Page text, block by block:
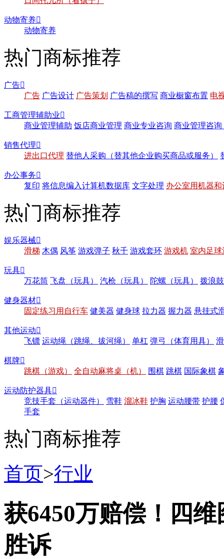
动物寄养
动物寄养
热门商标推荐
广告
广告 广告设计 广告策划 广告稿的撰写 商业橱窗布置 电
工商管理辅助业
商业管理辅助 饭店商业管理 商业专业咨询 商业管理咨询
销售代理
进出口代理 替他人采购（替其他企业购买商品或服务）
办公事务
复印 将信息编入计算机数据库 文字处理 办公室用机器
热门商标推荐
娱乐器械
滑梯 木偶 风筝 游戏弹子 秋千 游戏套环 游戏机 室内足球
玩具
万花筒 飞盘（玩具） 汽枪（玩具） 陀螺（玩具） 拨浪
健身器材
固定练习用自行车 健美器 健身球 拉力器 握力器 悬挂式
其他运动
飞镖 运动绳（跳绳、拔河绳） 单杠 弹弓（体育用具）
棋牌
跳棋（游戏）
全自动麻将桌（机） 围棋 跳棋 国际象棋
运动防护器具
竞技手套（运动器件）
雪鞋 溜冰鞋 护胸 运动腰带 护腰
手套
热门商标推荐
首页>行业
获6450万赔偿！四
胜诉